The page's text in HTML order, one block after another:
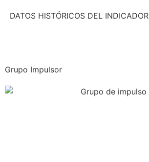
DATOS HISTÓRICOS DEL INDICADOR
Grupo Impulsor